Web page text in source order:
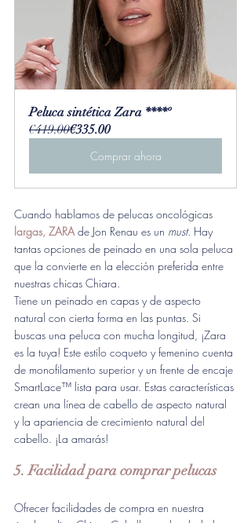
Peluca sintética Zara ****º
€419.00€335.00
Comprar ahora
Cuando hablamos de pelucas oncológicas
largas, ZARA de Jon Renau es un must. Hay
tantas opciones de peinado en una sola peluca
que la convierte en la elección preferida entre
nuestras chicas Chiara.
Tiene un peinado en capas y de aspecto
natural con cierta forma en las puntas. Si
buscas una peluca con mucha longitud, ¡Zara
es la tuya! Este estilo coqueto y femenino cuenta
de monofilamento superior y un frente de encaje
SmartLace™ lista para usar. Estas características
crean una línea de cabello de aspecto natural
y la apariencia de crecimiento natural del
cabello. ¡La amarás!
5. Facilidad para comprar pelucas
Ofrecer facilidades de compra en nuestra